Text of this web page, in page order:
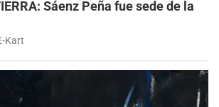
Sáenz Peña fue sede de la
Kart